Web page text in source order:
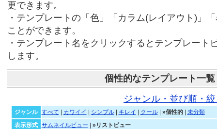
更できます。
・テンプレートの「色」「カラム(レイアウト)」
ことができます。
・テンプレート名をクリックするとテンプレート
します。
個性的なテンプレート一覧
ジャンル・並び順・
ジャンル すべて カワイイ シンプル| キレイ クール| »個性的| 未分類
表示形式
サムネイルビュー
»リストビュー